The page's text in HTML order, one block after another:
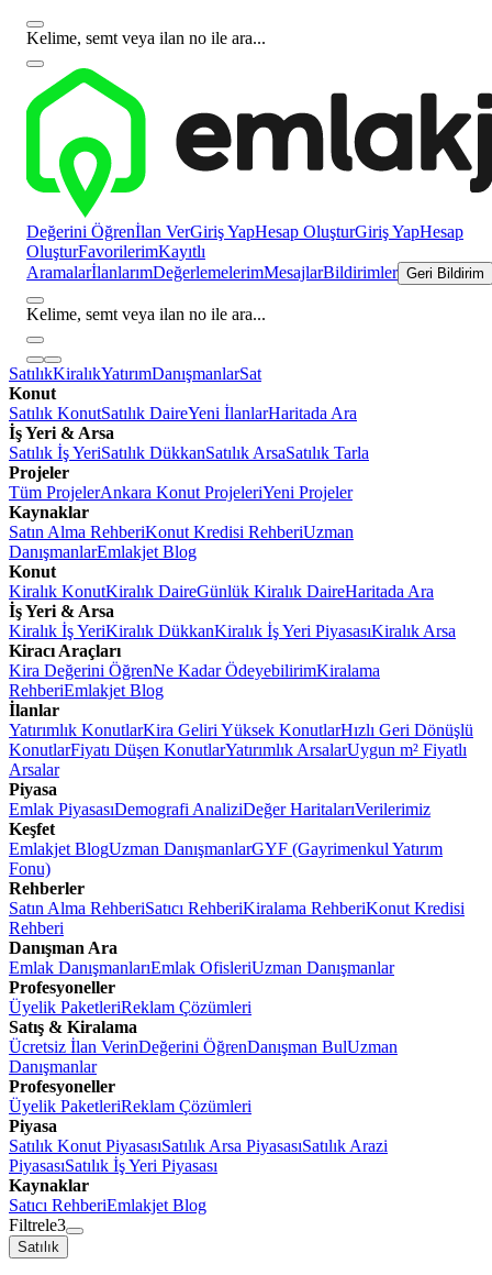
Kelime, semt veya ilan no ile ara...
Değerini Öğrenİlan VerGiriş YapHesap OluşturGiriş YapHesap
OluşturFavorilerimKayıtlı
AramalarİlanlarımDeğerlemelerimMesajlarBildirimler Geri Bildirim
Kelime, semt veya ilan no ile ara...
SatılıkKiralıkYatırımDanışmanlarSat
Konut
Satılık KonutSatılık DaireYeni İlanlarHaritada Ara
İş Yeri & Arsa
Satılık İş YeriSatılık DükkanSatılık ArsaSatılık Tarla
Projeler
Tüm ProjelerAnkara Konut ProjeleriYeni Projeler
Kaynaklar
Satın Alma RehberiKonut Kredisi RehberiUzman
DanışmanlarEmlakjet Blog
Konut
Kiralık KonutKiralık DaireGünlük Kiralık DaireHaritada Ara
İş Yeri & Arsa
Kiralık İş YeriKiralık DükkanKiralık İş Yeri PiyasasıKiralık Arsa
Kiracı Araçları
Kira Değerini ÖğrenNe Kadar ÖdeyebilirimKiralama
RehberiEmlakjet Blog
İlanlar
Yatırımlık KonutlarKira Geliri Yüksek KonutlarHızlı Geri Dönüşlü
KonutlarFiyatı Düşen KonutlarYatırımlık ArsalarUygun m² Fiyatlı
Arsalar
Piyasa
Emlak PiyasasıDemografi AnaliziDeğer HaritalarıVerilerimiz
Keşfet
Emlakjet BlogUzman DanışmanlarGYF (Gayrimenkul Yatırım
Fonu)
Rehberler
Satın Alma RehberiSatıcı RehberiKiralama RehberiKonut Kredisi
Rehberi
Danışman Ara
Emlak DanışmanlarıEmlak OfisleriUzman Danışmanlar
Profesyoneller
Üyelik PaketleriReklam Çözümleri
Satış & Kiralama
Ücretsiz İlan VerinDeğerini ÖğrenDanışman BulUzman
Danışmanlar
Profesyoneller
Üyelik PaketleriReklam Çözümleri
Piyasa
Satılık Konut PiyasasıSatılık Arsa PiyasasıSatılık Arazi
PiyasasıSatılık İş Yeri Piyasası
Kaynaklar
Satıcı RehberiEmlakjet Blog
Filtrele3
Satılık